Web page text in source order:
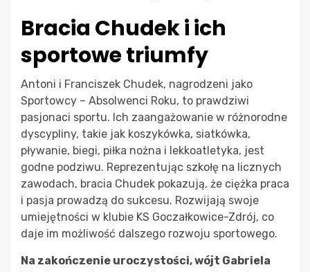
Bracia Chudek i ich
sportowe triumfy
Antoni i Franciszek Chudek, nagrodzeni jako
Sportowcy – Absolwenci Roku, to prawdziwi
pasjonaci sportu. Ich zaangażowanie w różnorodne
dyscypliny, takie jak koszykówka, siatkówka,
pływanie, biegi, piłka nożna i lekkoatletyka, jest
godne podziwu. Reprezentując szkołę na licznych
zawodach, bracia Chudek pokazują, że ciężka praca
i pasja prowadzą do sukcesu. Rozwijają swoje
umiejętności w klubie KS Goczałkowice-Zdrój, co
daje im możliwość dalszego rozwoju sportowego.
Na zakończenie uroczystości, wójt Gabriela